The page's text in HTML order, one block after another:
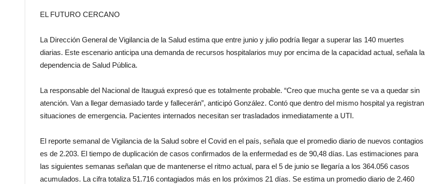
EL FUTURO CERCANO
La Dirección General de Vigilancia de la Salud estima que entre junio y julio podría llegar a superar las 140 muertes
diarias. Este escenario anticipa una demanda de recursos hospitalarios muy por encima de la capacidad actual, señala la
dependencia de Salud Pública.
La responsable del Nacional de Itauguá expresó que es totalmente probable. “Creo que mucha gente se va a quedar sin
atención. Van a llegar demasiado tarde y fallecerán”, anticipó González. Contó que dentro del mismo hospital ya registran
situaciones de emergencia. Pacientes internados necesitan ser trasladados inmediatamente a UTI.
El reporte semanal de Vigilancia de la Salud sobre el Covid en el país, señala que el promedio diario de nuevos contagios
es de 2.203. El tiempo de duplicación de casos confirmados de la enfermedad es de 90,48 días. Las estimaciones para
las siguientes semanas señalan que de mantenerse el ritmo actual, para el 5 de junio se llegaría a los 364.056 casos
acumulados. La cifra totaliza 51.716 contagiados más en los próximos 21 días. Se estima un promedio diario de 2.460